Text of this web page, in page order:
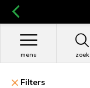
zoek
menu
Filters